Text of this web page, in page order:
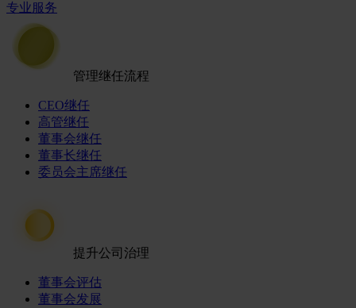
专业服务
管理继任流程
CEO继任
高管继任
董事会继任
董事长继任
委员会主席继任
提升公司治理
董事会评估
董事会发展